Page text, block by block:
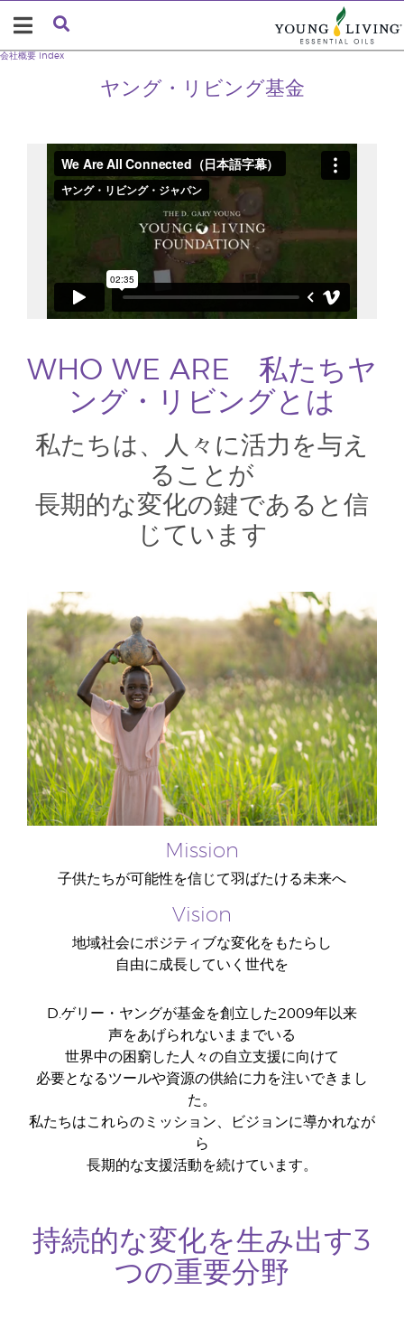
ヤング・リビング基金
会社概要 index
WHO WE ARE 私たちヤ
ング・リビングとは
私たちは、人々に活力を与え
ることが
長期的な変化の鍵であると信
じています
Mission
子供たちが可能性を信じて羽ばたける未来へ
Vision
地域社会にポジティブな変化をもたらし
自由に成長していく世代を
D.ゲリー・ヤングが基金を創立した2009年以来
声をあげられないままでいる
世界中の困窮した人々の自立支援に向けて
必要となるツールや資源の供給に力を注いできまし
た。
私たちはこれらのミッション、ビジョンに導かれなが
ら
長期的な支援活動を続けています。
持続的な変化を生み出す3
つの重要分野